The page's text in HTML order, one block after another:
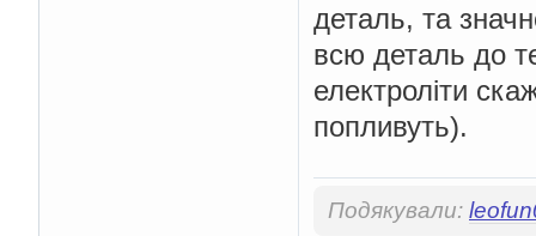
деталь, та
всю деталь до
електроліти
попливуть).
Подякували: